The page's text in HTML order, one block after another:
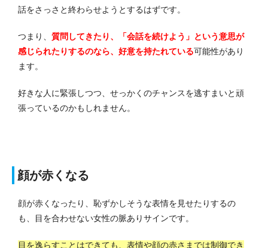
話をさっさと終わらせようとするはずです。
つまり、 質問してきたり、「会話を続けよう」という意思が
感じられたりするのなら、好意を持たれている可能性があり
ます。
好きな人に緊張しつつ、せっかくのチャンスを逃すまいと頑
張っているのかもしれません。
顔が赤くなる
顔が赤くなったり、恥ずかしそうな表情を見せたりするの
も、目を合わせない女性の脈ありサインです。
目を逸らすことはできても、表情や顔の赤さまでは制御でき